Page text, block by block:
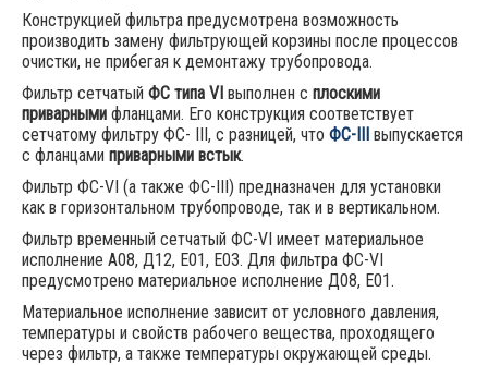
Конструкцией фильтра предусмотрена возможность
производить замену фильтрующей корзины после процессов
очистки, не прибегая к демонтажу трубопровода.
Фильтр сетчатый ФС типа VI выполнен с плоскими
приварными фланцами. Его конструкция соответствует
сетчатому фильтру ФС- III, с разницей, что ФС-III выпускается
с фланцами приварными встык.
Фильтр ФС-VI (а также ФС-III) предназначен для установки
как в горизонтальном трубопроводе, так и в вертикальном.
Фильтр временный сетчатый ФС-VI имеет материальное
исполнение А08, Д12, Е01, Е03. Для фильтра ФС-VI
предусмотрено материальное исполнение Д08, Е01.
Материальное исполнение зависит от условного давления,
температуры и свойств рабочего вещества, проходящего
через фильтр, а также температуры окружающей среды.